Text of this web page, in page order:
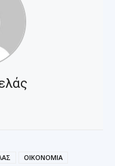
ΟΙΚΟΝΟΜΙΑ